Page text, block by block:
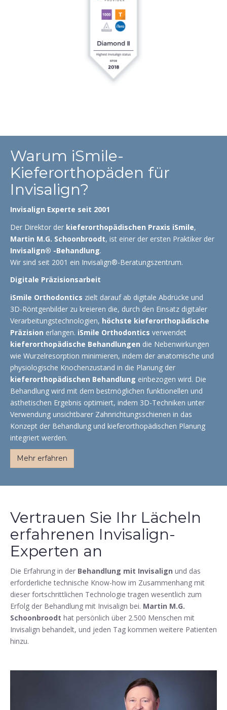
Warum iSmile-
Kieferorthopäden für
Invisalign?
Invisalign Experte seit 2001
Der Direktor der kieferorthopädischen Praxis iSmile,
Martin M.G. Schoonbroodt, ist einer der ersten Praktiker der
Invisalign® -Behandlung.
Wir sind seit 2001 ein Invisalign®-Beratungszentrum.
Digitale Präzisionsarbeit
iSmile Orthodontics zielt darauf ab digitale Abdrücke und
3D-Röntgenbilder zu kreieren die, durch den Einsatz digitaler
Verarbeitungstechnologien, höchste kieferorthopädische
Präzision erlangen. iSmile Orthodontics verwendet
kieferorthopädische Behandlungen die Nebenwirkungen
wie Wurzelresorption minimieren, indem der anatomische und
physiologische Knochenzustand in die Planung der
kieferorthopädischen Behandlung einbezogen wird. Die
Behandlung wird mit dem bestmöglichen funktionellen und
ästhetischen Ergebnis optimiert, indem 3D-Techniken unter
Verwendung unsichtbarer Zahnrichtungsschienen in das
Konzept der Behandlung und kieferorthopädischen Planung
integriert werden.
Mehr erfahren
Vertrauen Sie Ihr Lächeln
erfahrenen Invisalign-
Experten an
Die Erfahrung in der Behandlung mit Invisalign und das
erforderliche technische Know-how im Zusammenhang mit
dieser fortschrittlichen Technologie tragen wesentlich zum
Erfolg der Behandlung mit Invisalign bei. Martin M.G.
Schoonbroodt hat persönlich über 2.500 Menschen mit
Invisalign behandelt, und jeden Tag kommen weitere Patienten
hinzu.